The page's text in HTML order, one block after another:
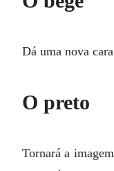
Dá uma nova
O preto
Tornará a